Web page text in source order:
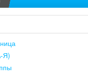
Я)